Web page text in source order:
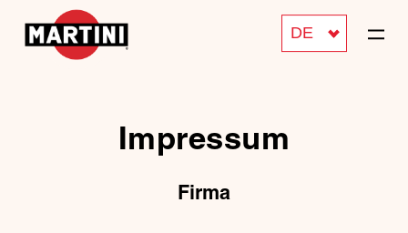
DE
Impressum
Firma